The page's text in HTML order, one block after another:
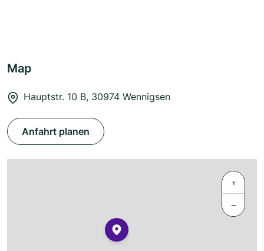
Map
Hauptstr. 10 B, 30974 Wennigsen
Anfahrt planen
+
−